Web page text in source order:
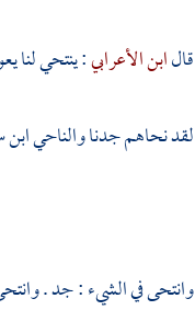
قالابن الأعرابي: ينتحي لنا
لقد نحاهم جدنا والناحي
وانتحى في الشيء : جد .